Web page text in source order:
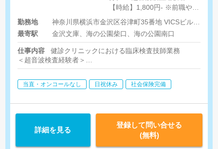
【時給】1,800円- ※前職や経
験年数、経験技術を考慮し優
遇いたします ＜生理機能経験
者＞ 【時給】1,500円-
勤務地
最寄駅
金沢文庫、海の公園柴口、海の公園南口
仕事内容
健診クリニックにおける臨床検査技師業務
＜超音波検査経験者＞
＜生理機能検査経験者＞
生理検査（心電図、聴力、眼底、眼圧、肺機能）
当直・オンコールなし 日祝休み 社会保険完備
詳細を見る
登録して問い合せる
(無料)